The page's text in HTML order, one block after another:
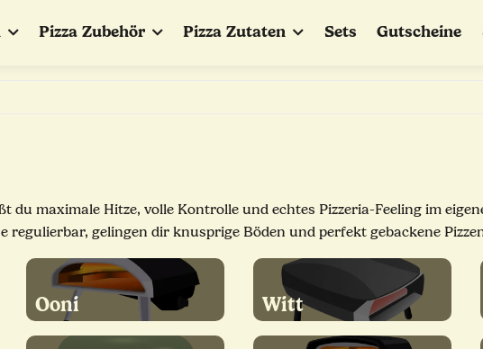
Pizza Zubehör Pizza Zutaten Sets Gutscheine
du maximale Hitze, volle Kontrolle und echtes Pizzeria-Feeling im
regulierbar, gelingen dir knusprige Böden und perfekt gebackene
Ooni Witt